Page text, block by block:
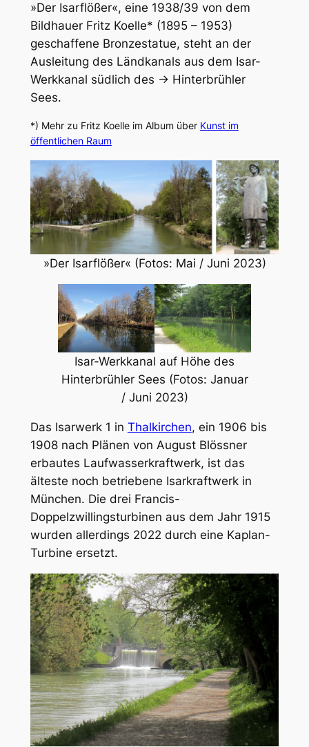
»Der Isarflößer«, eine 1938/39 von dem
Bildhauer Fritz Koelle* (1895 – 1953)
geschaffene Bronzestatue, steht an der
Ausleitung des Ländkanals aus dem Isar-
Werkkanal südlich des → Hinterbrühler
Sees.
*) Mehr zu Fritz Koelle im Album über Kunst im
öffentlichen Raum
»Der Isarflößer« (Fotos: Mai / Juni 2023)
Isar-Werkkanal auf Höhe des
Hinterbrühler Sees (Fotos: Januar
/ Juni 2023)
Das Isarwerk 1 in Thalkirchen, ein 1906 bis
1908 nach Plänen von August Blössner
erbautes Laufwasserkraftwerk, ist das
älteste noch betriebene Isarkraftwerk in
München. Die drei Francis-
Doppelzwillingsturbinen aus dem Jahr 1915
wurden allerdings 2022 durch eine Kaplan-
Turbine ersetzt.